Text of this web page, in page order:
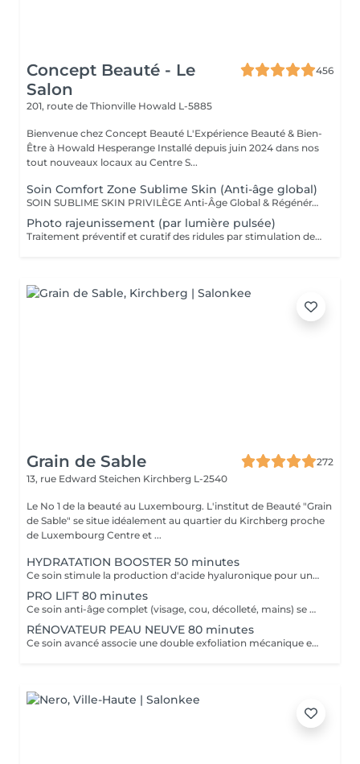
Concept Beauté - Le
Salon
456
201, route de Thionville Howald L-5885
Bienvenue chez Concept Beauté L'Expérience Beauté & Bien-
Être à Howald Hesperange Installé depuis juin 2024 dans nos
tout nouveaux locaux au Centre S...
Soin Comfort Zone Sublime Skin (Anti-âge global)
SOIN SUBLIME SKIN PRIVILÈGE Anti-Âge Global & Régénérant Le soin d'excellence pour une peau sublimée ! Ce protocole complet associe les technologies anti-âge les plus avancées et des techniques de massage profondes pour un effet lifting et raffermissant immédiat. Il agit sur la perte de volume, les rides et le relâchement cutané pour une peau redensifiée, éclatante et plus jeune. SOINS DU VISAGE COMFORT ZONE Nos soins du visage utilisent les produits de la marque Comfort Zone, une référence en cosmétique professionnelle alliant science, nature et innovation. Formulés avec des ingrédients d'origine naturelle, sans silicones, parabènes ni huiles minérales, ces soins sont conçus pour respecter l'équilibre de la peau tout en offrant des résultats visibles et durables. Chaque soin est un véritable rituel de bien-être et d'efficacité, adapté aux besoins spécifiques de votre peau.
Photo rajeunissement (par lumière pulsée)
Traitement préventif et curatif des ridules par stimulation des fibroblastes présents dans le derme.
Grain de Sable
272
13, rue Edward Steichen Kirchberg L-2540
Le No 1 de la beauté au Luxembourg. L'institut de Beauté "Grain
de Sable" se situe idéalement au quartier du Kirchberg proche
de Luxembourg Centre et ...
HYDRATATION BOOSTER 50 minutes
Ce soin stimule la production d'acide hyaluronique pour une hydratation intense, redonnant à la peau un aspect repulpé et lissé tout en la protégeant des agressions extérieures et du vieillissement cutané.
PRO LIFT 80 minutes
Ce soin anti-âge complet (visage, cou, décolleté, mains) se distingue par sa combinaison unique d'exfoliations, de stimulation cellulaire mécanique et de manoeuvres facialistes exclusives. Il uniformise et illumine le teint, tout en liftant et redessinant les contours du visage. En comblant visiblement les rides et en renforçant la fermeté de la peau, ce soin révèle un épiderme plus lisse, lifté et rajeuni.
RÉNOVATEUR PEAU NEUVE 80 minutes
Ce soin avancé associe une double exfoliation mécanique et chimique du visage et du cou, permettant un nettoyage en profondeur de l'épiderme. Il favorise l'élimination des toxines et stimule le renouvellement cellulaire pour retrouver une peau saine, uniforme et lumineuse.